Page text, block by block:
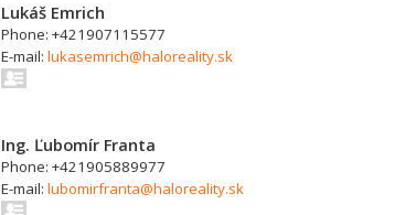
Lukáš Emrich
Phone: +421907115577
E-mail:lukasemrich@haloreality.sk
Ing. Ľubomír Franta
Phone: +421905889977
E-mail:lubomirfranta@haloreality.sk